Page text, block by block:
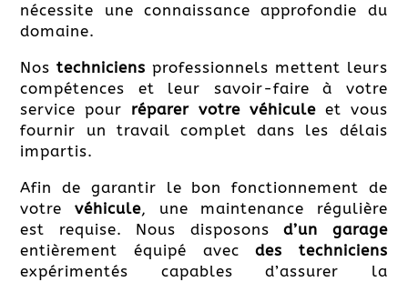
nécessite une connaissance approfondie du
domaine.
Nostechniciens professionnels mettent leurs
compétences et leur savoir-faire à votre
service pour réparer votre véhiculeet vous
fournir un travail complet dans les délais
impartis.
Afin de garantir le bon fonctionnement de
votre véhicule, une maintenance régulière
est requise. Nous disposonsd’un garage
entièrement équipé avecdes techniciens
expérimentés capables d’assurer la